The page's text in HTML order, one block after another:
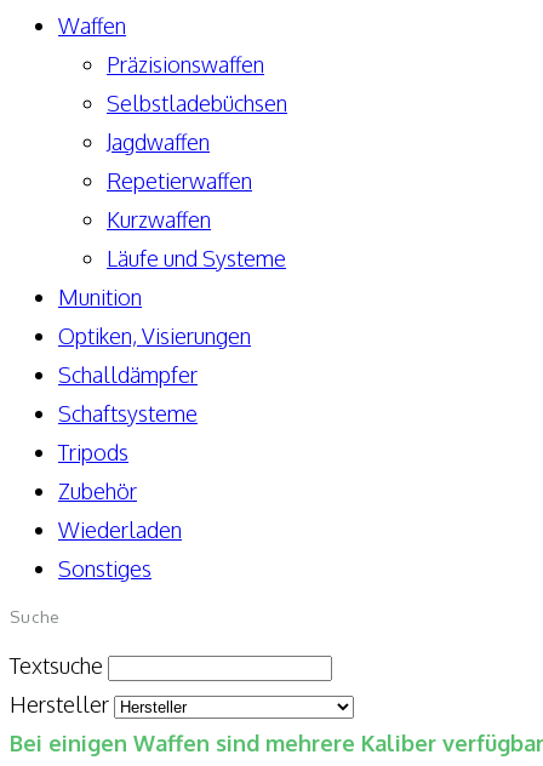
Waffen
Präzisionswaffen
Selbstladebüchsen
Jagdwaffen
Repetierwaffen
Kurzwaffen
Läufe und Systeme
Munition
Optiken, Visierungen
Schalldämpfer
Schaftsysteme
Tripods
Zubehör
Wiederladen
Sonstiges
Suche
Textsuche
Hersteller
Bei einigen Waffen sind mehrere Kaliber